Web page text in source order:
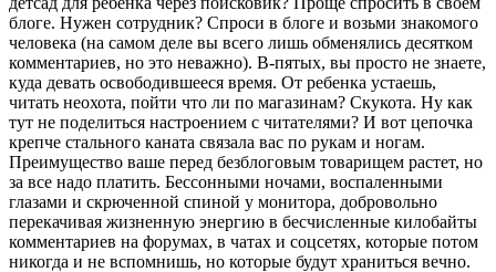
блоге. Нужен сотрудник? Спроси в блоге и возьми знакомого
человека (на самом деле вы всего лишь обменялись десятком
комментариев, но это неважно). В-пятых, вы просто не знаете,
куда девать освободившееся время. От ребенка устаешь,
читать неохота, пойти что ли по магазинам? Скукота. Ну как
тут не поделиться настроением с читателями? И вот цепочка
крепче стального каната связала вас по рукам и ногам.
Преимущество ваше перед безблоговым товарищем растет, но
за все надо платить. Бессонными ночами, воспаленными
глазами и скрюченной спиной у монитора, добровольно
перекачивая жизненную энергию в бесчисленные килобайты
комментариев на форумах, в чатах и соцсетях, которые потом
никогда и не вспомнишь, но которые будут храниться вечно.